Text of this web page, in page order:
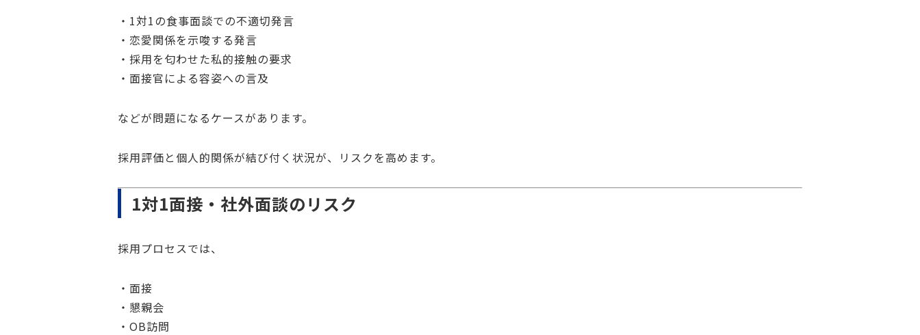
・1対1の食事面談での不適切発言
・恋愛関係を示唆する発言
・採用を匂わせた私的接触の要求
・面接官による容姿への言及
などが問題になるケースがあります。
採用評価と個人的関係が結び付く状況が、リスクを高めます。
1対1面接・社外面談のリスク
採用プロセスでは、
・面接
・懇親会
・OB訪問